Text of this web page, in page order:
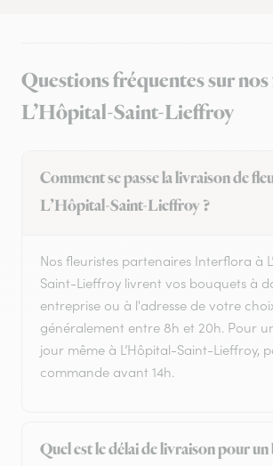
Questions fréquentes sur
L’Hôpital-Saint-Lieffroy
Comment se passe la livraison de
L’Hôpital-Saint-Lieffroy ?
Nos fleuristes partenaires Interflora à
Saint-Lieffroy livrent vos bouquets à
entreprise ou à l'adresse de votre
généralement entre 8h et 20h. Pour
jour même à L’Hôpital-Saint-Lieffroy,
commande avant 14h.
Quel est le délai de livraison pour